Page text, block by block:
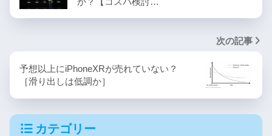
次の記事
予想以上にiPhoneXRが売れていない？
［滑り出しは低調か］
カテゴリー